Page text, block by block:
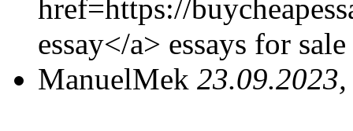
href=https://
essay</a> essays for sale
ManuelMek